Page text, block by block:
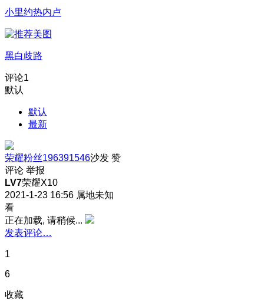
小里约热内卢
黑白歧路
评论1
默认
默认
最新
荣耀粉丝196391546沙发 赞
评论 举报
LV7荣耀X10
2021-1-23 16:56 属地未知
看
正在加载, 请稍候...
发表评论…
1
6
收藏